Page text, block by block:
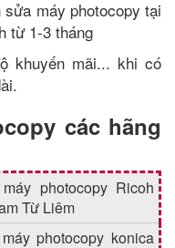
máy photocopy tại
từ 1-3 tháng
khuyến mãi... khi có
các hãng
photocopy Ricoh
Từ Liêm
photocopy konica